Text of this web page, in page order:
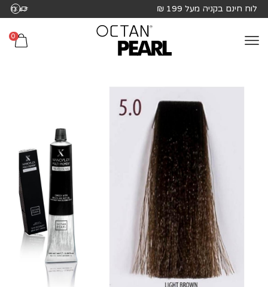
שִׂים
לֵב:
בְּאֲתָר
משלוח חינם בקניה מעל 199 ₪
0